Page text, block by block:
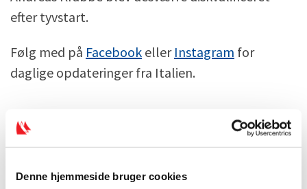
Denne hjemmeside bruger cookies
efter tyvstart.
Følg med på Facebook eller Instagram for
daglige opdateringer fra Italien.